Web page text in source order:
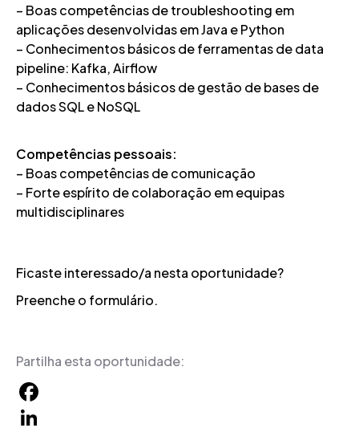
– Boas competências de troubleshooting em
aplicações desenvolvidas em Java e Python
– Conhecimentos básicos de ferramentas de data
pipeline: Kafka, Airflow
– Conhecimentos básicos de gestão de bases de
dados SQL e NoSQL
Competências pessoais:
– Boas competências de comunicação
– Forte espírito de colaboração em equipas
multidisciplinares
Ficaste interessado/a nesta oportunidade?
Preenche o formulário.
Partilha esta oportunidade:
Facebook